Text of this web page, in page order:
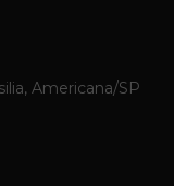
Americana/SP